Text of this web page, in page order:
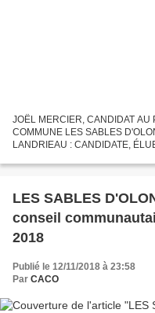
JOËL MERCIER, CANDIDAT
COMMUNE LES SABLES
LANDRIEAU : CANDIDATE,
MAIRE D'OLONNE-SUR-MER,
LES SABLES
conseil
2018
Publié le 12/11/2018 à 23:58
Par CACO